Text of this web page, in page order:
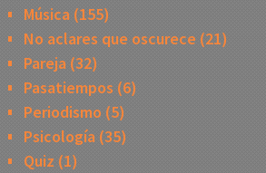
Música(155)
No aclares que oscurece (21)
Pareja(32)
Pasatiempos (6)
Periodismo (5)
Psicología(35)
Quiz (1)